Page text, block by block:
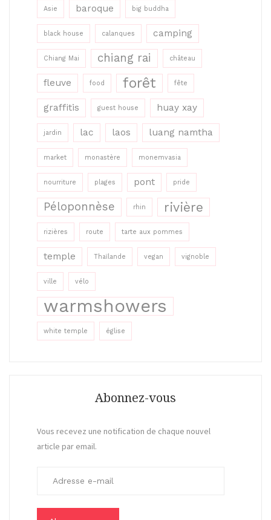
Asie baroque big buddha
black house calanques camping
Chiang Mai chiang rai château
fleuve food forêt fête
graffitis guest house huay xay
jardin lac laos luang namtha
market monastère monemvasia
nourriture plages pont pride
Péloponnèse rhin rivière
rizières route tarte aux pommes
temple Thaïlande vegan vignoble
ville vélo
warmshowers
white temple église
Abonnez-vous
Vous recevez une notification de chaque nouvel
article par email.